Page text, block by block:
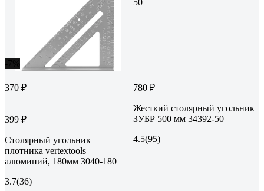
370 ₽
399 ₽
Столярный угольник
плотника vertextools
алюминий, 180мм 3040-180
3.7(36)
780 ₽
Жесткий столярный угольник
ЗУБР 500 мм 34392-50
4.5(95)